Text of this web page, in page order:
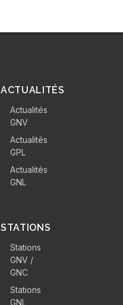
ACTUALITÉS
Actualités
GNV
Actualités
GPL
Actualités
GNL
STATIONS
Stations
GNV /
GNC
Stations
GNL